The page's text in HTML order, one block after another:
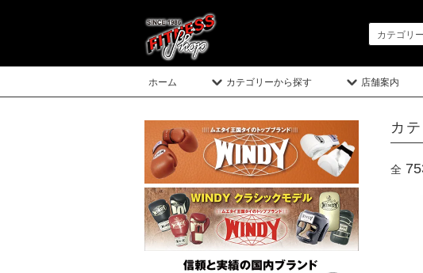
ホーム カテゴリーから探す 店舗案内
カ
全